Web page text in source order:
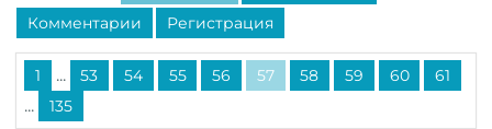
Комментарии
Регистрация
1 ... 53 54 55 56 57 58 59 60 61
... 135